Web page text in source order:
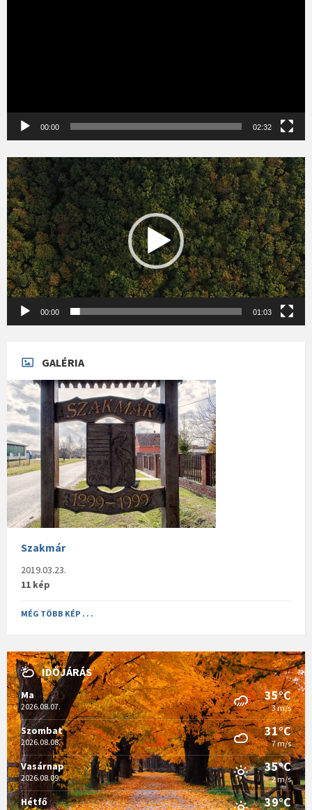
00:00 02:32
Videólejátszó
00:00 01:03
GALÉRIA
Szakmár
2019.03.23.
11 kép
MÉG TÖBB KÉP . . .
IDŐJÁRÁS
Ma
2026.08.07.
35°C
3 m/s
Szombat
2026.08.08.
31°C
7 m/s
Vasárnap
2026.08.09.
35°C
2 m/s
Hétfő 39°C